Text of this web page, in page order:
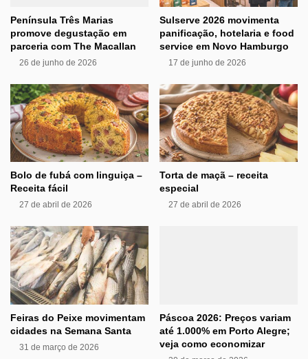
Península Três Marias
promove degustação em
parceria com The Macallan
26 de junho de 2026
Sulserve 2026 movimenta
panificação, hotelaria e food
service em Novo Hamburgo
17 de junho de 2026
Bolo de fubá com linguiça –
Receita fácil
27 de abril de 2026
Torta de maçã – receita
especial
27 de abril de 2026
Feiras do Peixe movimentam
cidades na Semana Santa
31 de março de 2026
Páscoa 2026: Preços variam
até 1.000% em Porto Alegre;
veja como economizar